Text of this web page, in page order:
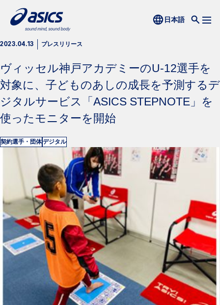
2023.04.13 プレスリリース
ヴィッセル神戸アカデミーのU-12選手を
対象に、子どものあしの成長を予測するデ
ジタルサービス「ASICS STEPNOTE」を
使ったモニターを開始
契約選手・団体デジタル